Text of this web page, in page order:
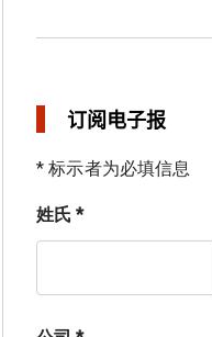
订阅电子报
* 标示者为必填信息
姓氏 *